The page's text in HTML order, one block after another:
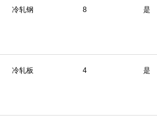
冷轧钢 8 是
冷轧板 4 是